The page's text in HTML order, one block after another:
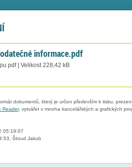
informace.pdf
pdf | Velikost 228,42 kB
dokumentů, který je určen především k tisku,
Reader, vytvářet v mnoha kancelářských a grafických
05:19:07
Štoud Jakub